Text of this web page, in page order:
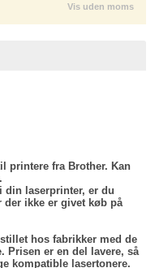
Vis uden moms
printere fra Brother. Kan
din laserprinter, er du
der ikke er givet køb på
hos fabrikker med de
Prisen er en del lavere, så
kompatible lasertonere.